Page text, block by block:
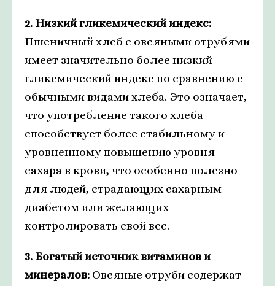
2. Низкий гликемический индекс:
Пшеничный хлеб с овсяными отрубями
имеет значительно более низкий
гликемический индекс по сравнению с
обычными видами хлеба. Это означает,
что употребление такого хлеба
способствует более стабильному и
уровненному повышению уровня
сахара в крови, что особенно полезно
для людей, страдающих сахарным
диабетом или желающих
контролировать свой вес.
3. Богатый источник витаминов и
минералов: Овсяные отруби содержат